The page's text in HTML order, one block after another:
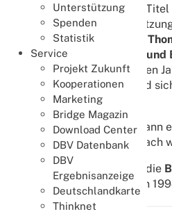
Unterstützung
Spenden
Statistik
Service
Projekt Zukunft
Kooperationen
Marketing
Bridge Magazin
Download Center
DBV Datenbank
DBV
Ergebnisanzeige
Deutschlandkarte
Thinknet
Den historischen, ersten
BC 52 Berlin in der
Peter Splettstößer jun.,
Joasia Prinz zu Waldeck
Auch die beiden folgenden
Berlin die Bundesliga und
mal diesen Titel.
Der Karlsruher BSC gewann
Bundesliga und und danach
Am erfolgreichsten sind die
17 Titelnim Zeitraum von